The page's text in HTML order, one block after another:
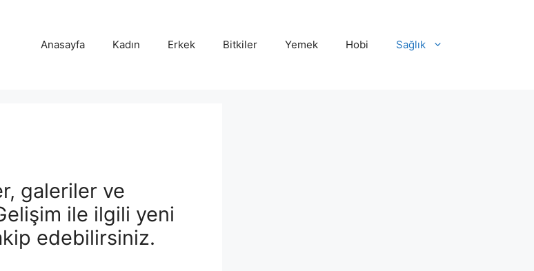
Anasayfa Kadın Erkek Bitkiler Yemek Hobi Sağlık
galeriler ve
ile ilgili yeni
edebilirsiniz.